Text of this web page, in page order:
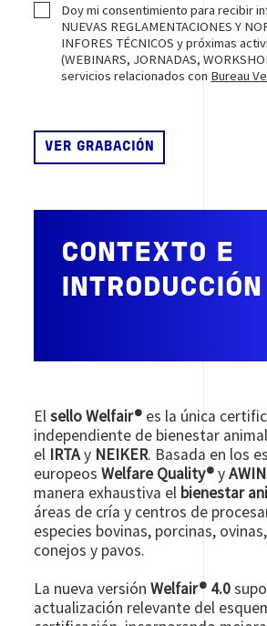
Doy mi consentimiento para recibir
NUEVAS REGLAMENTACIONES Y
INFORES TÉCNICOS y próximas
(WEBINARS, JORNADAS,
servicios relacionados con Bureau
CONTEXTO E
INTRODUCCIÓN
Elsello Welfair® es la única
independiente de bienestar
el IRTAy NEIKER. Basada en los
europeosWelfare Quality®y
manera exhaustiva el bienestar
áreas de cría y centros de
especies bovinas, porcinas,
conejos y pavos.
La nueva versiónWelfair® 4.0
actualización relevante del